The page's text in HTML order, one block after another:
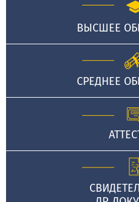
ВЫСШЕЕ
СРЕДНЕЕ